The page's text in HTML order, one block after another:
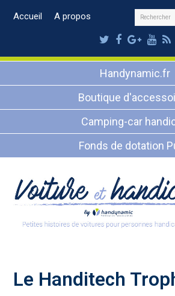
Accueil A propos Rechercher
Twitter
Facebook
Google
Plus
Handynamic.fr
Boutique
Camping-car
Fonds de dotation
Le Handitech